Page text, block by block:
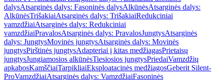
dalysAtsarginės dalys: Fasoninės dalysAlkūnėsAtsarginės dalys:
AlkūnėsTrišakiaiAtsarginės dalys: TrišakiaiRedukciniai
vamzdžiaiAtsarginės dalys: Redukciniai
vamzdžiaiPravalosAtsarginės dalys: PravalosJungtysAtsarginės
dalys: JungtysMovinės jungtysAtsarginės dalys: Movinės
jungtysPirštinės jungtysAdapteriai į kitas medžiagasPrietaisų
jungtysJungiamosios alkūnėsTiesiosios jungtysPriedaiVamzdžių
apkabosKamščiaiTarpikliaiEksploatacinės medžiagosGeberit Silent-
ProVamzdžiaiAtsarginės dalys: VamzdžiaiFasoninės